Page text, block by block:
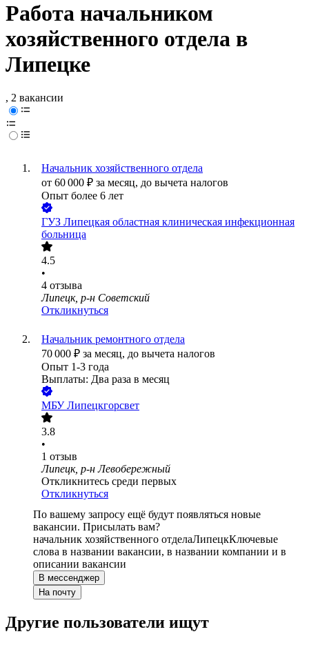
Работа начальником
хозяйственного отдела в
Липецке
, 2 вакансии
Начальник хозяйственного отдела
от 60 000 ₽ за месяц, до вычета налогов
Опыт более 6 лет
ГУЗ Липецкая областная клиническая инфекционная
больница
4.5
•
4 отзыва
Липецк, р-н Советский
Откликнуться
Начальник ремонтного отдела
70 000 ₽ за месяц, до вычета налогов
Опыт 1-3 года
Выплаты: Два раза в месяц
МБУ Липецкгорсвет
3.8
•
1 отзыв
Липецк, р-н Левобережный
Откликнитесь среди первых
Откликнуться
По вашему запросу ещё будут появляться новые
вакансии. Присылать вам?
начальник хозяйственного отделаЛипецкКлючевые
слова в названии вакансии, в названии компании и в
описании вакансии
В мессенджер
На почту
Другие пользователи ищут